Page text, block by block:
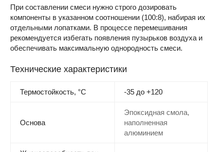
При составлении смеси нужно строго дозировать
компоненты в указанном соотношении (100:8), набирая их
отдельными лопатками. В процессе перемешивания
рекомендуется избегать появления пузырьков воздуха и
обеспечивать максимальную однородность смеси.
Технические характеристики
Термостойкость, °C -35 до +120
Основа
Эпоксидная смола,
наполненная
алюминием